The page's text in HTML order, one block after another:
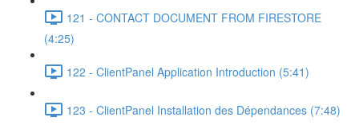
121 - CONTACT DOCUMENT FROM FIRESTORE
(4:25)
122 - ClientPanel Application Introduction (5:41)
123 - ClientPanel Installation des Dépendances (7:48)